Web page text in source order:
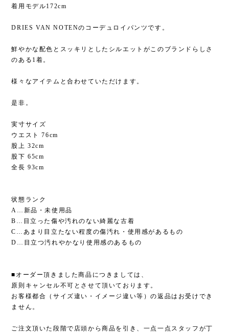
着用モデル172cm
DRIES VAN NOTENのコーデュロイパンツです。
鮮やかな配色とスッキリとしたシルエットがこのブランドらしさ
のある1着。
様々なアイテムと合わせていただけます。
是非。
実寸サイズ
ウエスト 76cm
股上 32cm
股下 65cm
全長 93cm
状態ランク
A…新品・未使用品
B…目立った傷や汚れのない綺麗な古着
C…あまり目立たない程度の傷汚れ・使用感があるもの
D…目立つ汚れやかなり使用感のあるもの
■オーダー頂きました商品につきましては、
原則キャンセル不可とさせて頂いております。
お客様都合（サイズ違い・イメージ違い等）の返品はお受けでき
ません。
ご注文頂いた段階で店頭から商品を引き、一点一点スタッフが丁